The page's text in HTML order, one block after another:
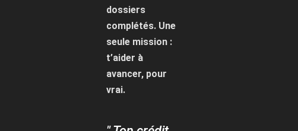
dossiers
complétés. Une
seule mission :
t’aider à
avancer, pour
vrai.